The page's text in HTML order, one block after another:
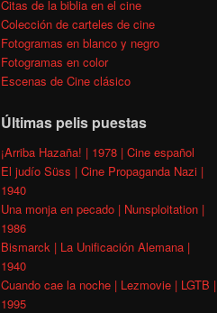
Citas de la biblia en el cine
Colección de carteles de cine
Fotogramas en blanco y negro
Fotogramas en color
Escenas de Cine clásico
Últimas pelis puestas
¡Arriba Hazaña! | 1978 | Cine español
El judío Süss | Cine Propaganda Nazi |
1940
Una monja en pecado | Nunsploitation |
1986
Bismarck | La Unificación Alemana |
1940
Cuando cae la noche | Lezmovie | LGTB |
1995